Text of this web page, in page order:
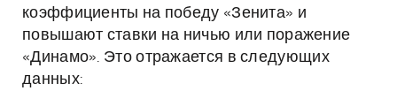
коэффициенты на победу «Зенита» и
повышают ставки на ничью или поражение
«Динамо». Это отражается в следующих
данных: